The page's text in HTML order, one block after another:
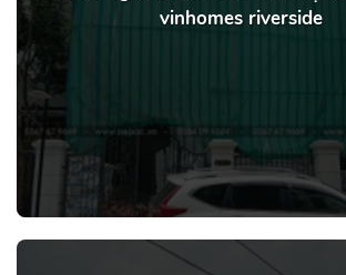
vinhomes riverside